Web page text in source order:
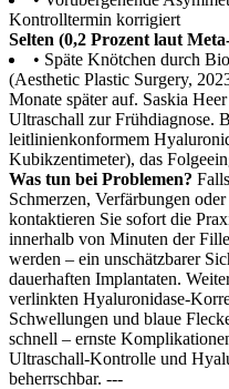
Kontrolltermin korrigiert
Selten (0,2 Prozent laut
• Späte Knötchen durch
(Aesthetic Plastic Surgery,
Monate später auf. Saskia
Ultraschall zur Frühdiagnose.
leitlinienkonformem
Kubikzentimeter), das
Was tun bei Problemen?
Schmerzen, Verfärbungen
kontaktieren Sie sofort die
innerhalb von Minuten der
werden – ein unschätzbarer
dauerhaften Implantaten.
verlinkten Hyaluronidase-
Schwellungen und blaue
schnell – ernste
Ultraschall-Kontrolle und
beherrschbar. ---